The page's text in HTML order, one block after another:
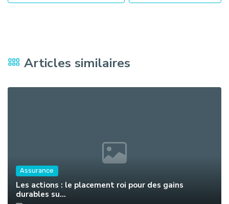
Articles similaires
Assurance
Les actions : le placement roi pour des gains
durables su...